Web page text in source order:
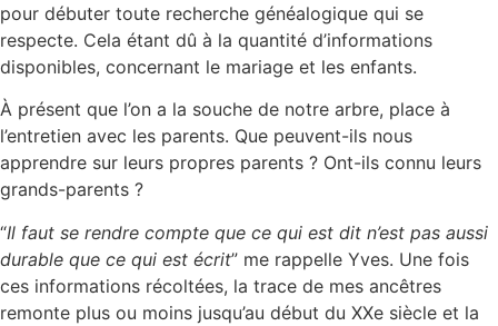
pour débuter toute recherche généalogique qui se
respecte. Cela étant dû à la quantité d’informations
disponibles, concernant le mariage et les enfants.
À présent que l’on a la souche de notre arbre, place à
l’entretien avec les parents. Que peuvent-ils nous
apprendre sur leurs propres parents ? Ont-ils connu leurs
grands-parents ?
“Il faut se rendre compte que ce qui est dit n’est pas aussi
durable que ce qui est écrit” me rappelle Yves. Une fois
ces informations récoltées, la trace de mes ancêtres
remonte plus ou moins jusqu’au début du XXe siècle et la